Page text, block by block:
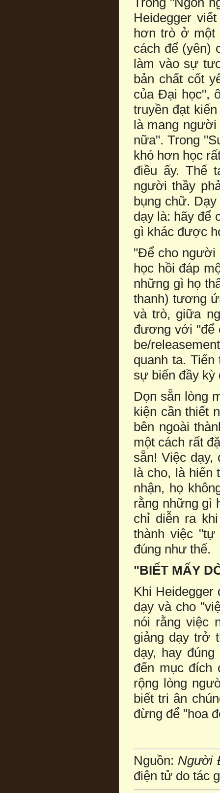
Heidegger
hơn trò ở một
cách để (yên)
làm vào sự
bản chất cốt
của Đại học",
truyền đạt
là mang người
nữa". Trong
khó hơn học
điều ấy. Thế
người thầy
bụng chữ.
dạy là: hãy để
gì khác được
"Để cho người
học hồi đáp
những gì họ
thanh) tương
và trò, giữa
đương với "để
be/
quanh ta.
sự biến đầy kỳ
Dọn sẵn lòng
kiện cần thiết
bên ngoài
một cách rất
sẵn! Việc
là cho, là hiến
nhận, họ
rằng những gì
chỉ diễn ra
thành việc
đúng như thế.
"BIẾT MẤY
Khi
dạy và cho
nói rằng việc
giảng dạy trở
dạy, hay
đến mục đích
rộng lòng
biết tri ân
đừng để "hoa
Nguồn: Người
điện tử do tác